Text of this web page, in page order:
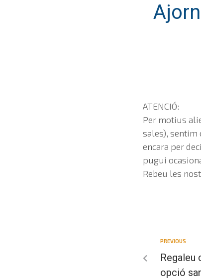
ATENCIÓ:
Per motius
sales), sentim
encara per
pugui
Rebeu les
PREVIOUS
Regaleu
opció